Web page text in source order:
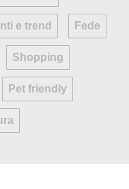
e trend Fede
Shopping
Pet friendly